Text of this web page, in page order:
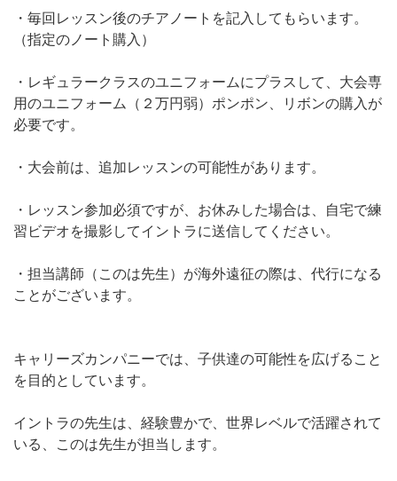
・毎回レッスン後のチアノートを記入してもらいます。
（指定のノート購入）
・レギュラークラスのユニフォームにプラスして、大会専
用のユニフォーム（２万円弱）ポンポン、リボンの購入が
必要です。
・大会前は、追加レッスンの可能性があります。
・レッスン参加必須ですが、お休みした場合は、自宅で練
習ビデオを撮影してイントラに送信してください。
・担当講師（このは先生）が海外遠征の際は、代行になる
ことがございます。
キャリーズカンパニーでは、子供達の可能性を広げること
を目的としています。
イントラの先生は、経験豊かで、世界レベルで活躍されて
いる、このは先生が担当します。